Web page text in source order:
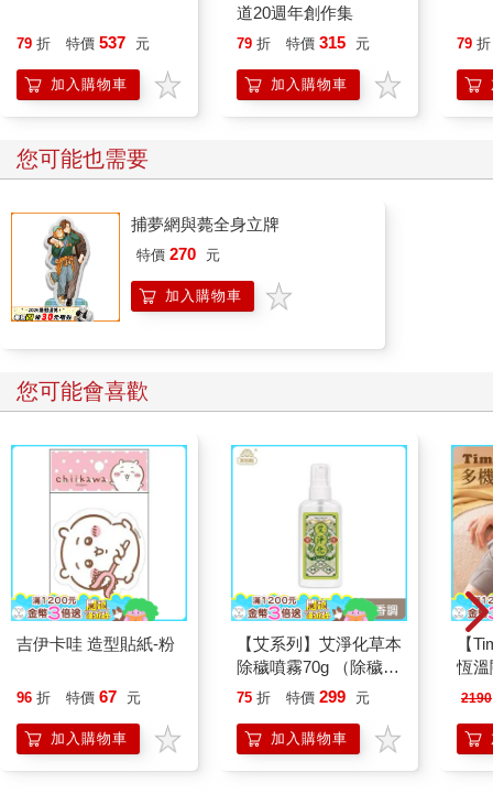
79 折 特價 537 元
加入購物車
道20週年創作集
79 折 特價 315 元
加入購物車
79 折
您可能也需要
捕夢網與薨全身立牌
特價 270 元
加入購物車
您可能會喜歡
吉伊卡哇 造型貼紙-粉
96 折 特價 67 元
加入購物車
【艾系列】艾淨化草本
除穢噴霧70g （除穢/
平安/淨化/艾草/芙蓉/
另有多瓶組優惠賣場
75 折 特價 299 元
加入購物車
【
恆
肩/
膝
2190